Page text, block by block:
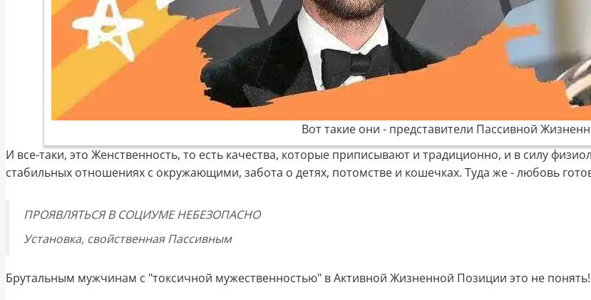
Вот такие они - представители Пассивной
И все-таки, это Женственность, то есть качества, которые приписывают и традиционно, и в силу
стабильных отношениях с окружающими, забота о детях, потомстве и кошечках. Туда же - любовь
ПРОЯВЛЯТЬСЯ В СОЦИУМЕ НЕБЕЗОПАСНО
Установка, свойственная Пассивным
Брутальным мужчинам с "токсичной мужественностью" в Активной Жизненной Позиции это не понять!